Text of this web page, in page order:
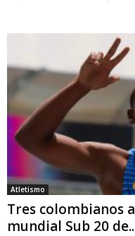
Atletismo
Tres colombianos
mundial Sub 20